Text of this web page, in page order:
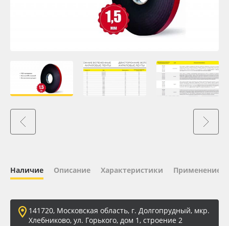
Плёнка монтажная Oratape
ПЭТ листовой
ПЭТ бэклит
Баннер
Заготовки для сувениров
Наличие Описание Характеристики Применение
141720, Московская область, г. Долгопрудный, мкр.
Хлебниково, ул. Горького, дом 1, строение 2